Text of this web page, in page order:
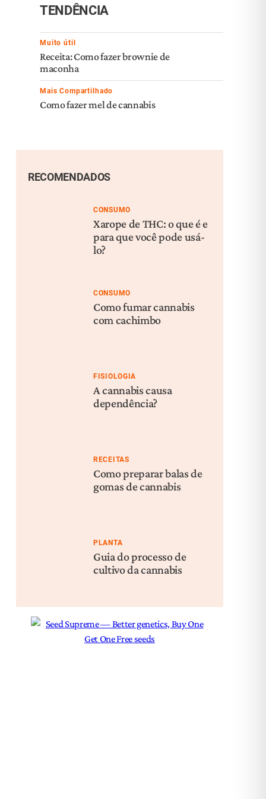
TENDÊNCIA
Muito útil
Receita: Como fazer brownie de
maconha
Mais Compartilhado
Como fazer mel de cannabis
RECOMENDADOS
CONSUMO
Xarope de THC: o que é e
para que você pode usá-
lo?
CONSUMO
Como fumar cannabis
com cachimbo
FISIOLOGIA
A cannabis causa
dependência?
RECEITAS
Como preparar balas de
gomas de cannabis
PLANTA
Guia do processo de
cultivo da cannabis